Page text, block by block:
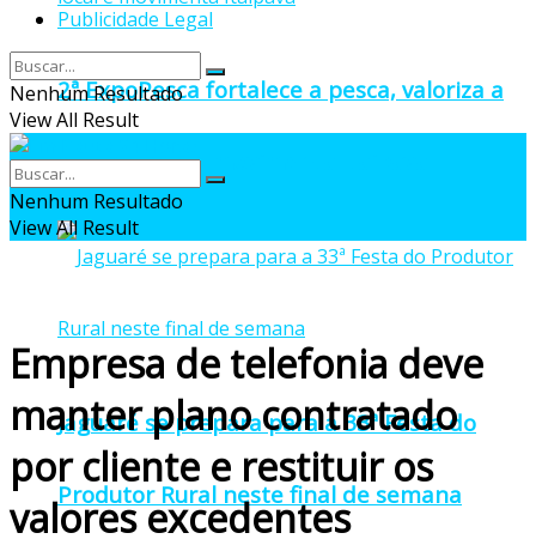
2ª ExpoPesca fortalece a pesca, valoriza a
cultura local e movimenta Itaipava
Jaguaré se prepara para a 33ª Festa do
Produtor Rural neste final de semana
Publicidade Legal
Nenhum Resultado
View All Result
Nenhum Resultado
View All Result
Empresa de telefonia deve
manter plano contratado
por cliente e restituir os
valores excedentes